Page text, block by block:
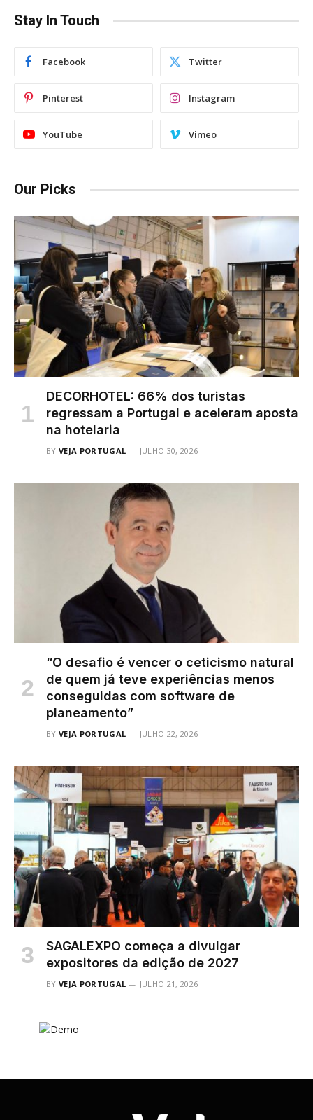
Stay In Touch
Facebook Twitter
Pinterest Instagram
YouTube Vimeo
Our Picks
DECORHOTEL: 66% dos turistas
regressam a Portugal e aceleram aposta
na hotelaria
BY VEJA PORTUGAL JULHO 30, 2026
“O desafio é vencer o ceticismo natural
de quem já teve experiências menos
conseguidas com software de
planeamento”
BY VEJA PORTUGAL JULHO 22, 2026
SAGALEXPO começa a divulgar
expositores da edição de 2027
BY VEJA PORTUGAL JULHO 21, 2026